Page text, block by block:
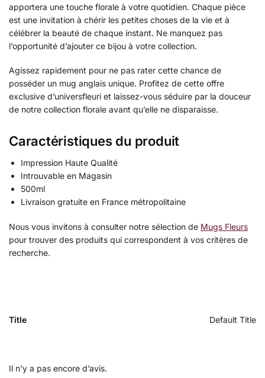
apportera une touche florale à votre quotidien. Chaque pièce
est une invitation à chérir les petites choses de la vie et à
célébrer la beauté de chaque instant. Ne manquez pas
l’opportunité d’ajouter ce bijou à votre collection.
Agissez rapidement pour ne pas rater cette chance de
posséder un mug anglais unique. Profitez de cette offre
exclusive d’universfleuri et laissez-vous séduire par la douceur
de notre collection florale avant qu’elle ne disparaisse.
Caractéristiques du produit
Impression Haute Qualité
Introuvable en Magasin
500ml
Livraison gratuite en France métropolitaine
Nous vous invitons à consulter notre sélection de Mugs Fleurs
pour trouver des produits qui correspondent à vos critères de
recherche.
Title Default Title
Il n’y a pas encore d’avis.